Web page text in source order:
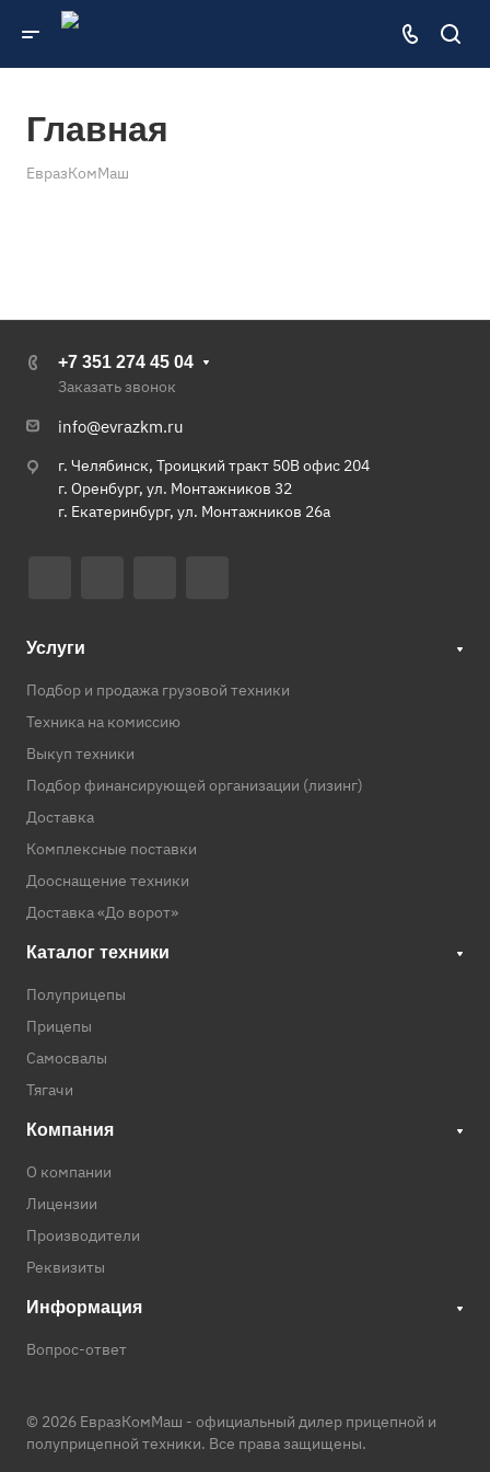
Главная
ЕвразКомМаш
+7 351 274 45 04
Заказать звонок
info@evrazkm.ru
г. Челябинск, Троицкий тракт 50В офис 204
г. Оренбург, ул. Монтажников 32
г. Екатеринбург, ул. Монтажников 26а
Услуги
Подбор и продажа грузовой техники
Техника на комиссию
Выкуп техники
Подбор финансирующей организации (лизинг)
Доставка
Комплексные поставки
Дооснащение техники
Доставка «До ворот»
Каталог техники
Полуприцепы
Прицепы
Самосвалы
Тягачи
Компания
О компании
Лицензии
Производители
Реквизиты
Информация
Вопрос-ответ
© 2026 ЕвразКомМаш - официальный дилер прицепной и
полуприцепной техники. Все права защищены.